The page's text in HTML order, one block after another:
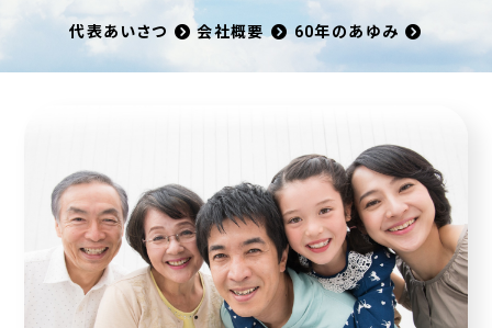
代表あいさつ 会社概要 60年のあゆみ